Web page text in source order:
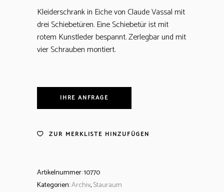
Kleiderschrank in Eiche von Claude Vassal mit
drei Schiebetüren. Eine Schiebetür ist mit
rotem Kunstleder bespannt. Zerlegbar und mit
vier Schrauben montiert.
IHRE ANFRAGE
ZUR MERKLISTE HINZUFÜGEN
Artikelnummer:10770
Kategorien:Archiv,Stauraum